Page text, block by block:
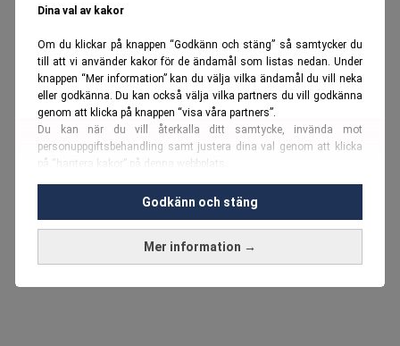
Dina val av kakor
Om du klickar på knappen “Godkänn och stäng” så samtycker du
till att vi använder kakor för de ändamål som listas nedan. Under
knappen “Mer information” kan du välja vilka ändamål du vill neka
eller godkänna. Du kan också välja vilka partners du vill godkänna
genom att klicka på knappen “visa våra partners”.
Du kan när du vill återkalla ditt samtycke, invända mot
personuppgiftsbehandling samt justera dina val genom att klicka
på “hantera kakor” på denna webbplats.
Du kan fördjupa dig ytterligare i vårcookie-policy
Vi använder kakor och personuppgifter för dessa syften:
Nödvändiga cookies och liknande tekniker, anpassning av
Mer information →
Godkänn och stäng